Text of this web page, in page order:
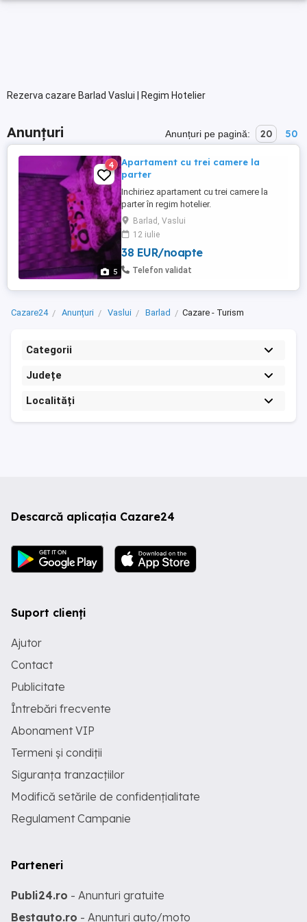
Rezerva cazare Barlad Vaslui | Regim Hotelier
Anunțuri Anunțuri pe pagină: 20 50
5
4
Apartament cu trei camere la
parter
Inchiriez apartament cu trei camere la
parter în regim hotelier.
Barlad, Vaslui
12 iulie
38 EUR/noapte
Telefon validat
Cazare24 Anunțuri Vaslui Barlad Cazare - Turism
Categorii
Județe
Localități
Descarcă aplicația Cazare24
Suport clienți
Ajutor
Contact
Publicitate
Întrebări frecvente
Abonament VIP
Termeni și condiții
Siguranța tranzacțiilor
Modifică setările de confidențialitate
Regulament Campanie
Parteneri
Publi24.ro - Anunturi gratuite
Bestauto.ro - Anunturi auto/moto